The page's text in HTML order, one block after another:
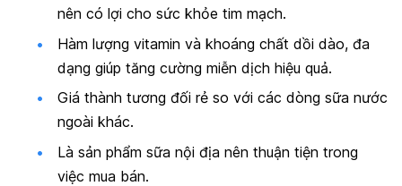
nên có lợi cho sức khỏe tim mạch.
Hàm lượng vitamin và khoáng chất dồi dào, đa
dạng giúp tăng cường miễn dịch hiệu quả.
Giá thành tương đối rẻ so với các dòng sữa nước
ngoài khác.
Là sản phẩm sữa nội địa nên thuận tiện trong
việc mua bán.